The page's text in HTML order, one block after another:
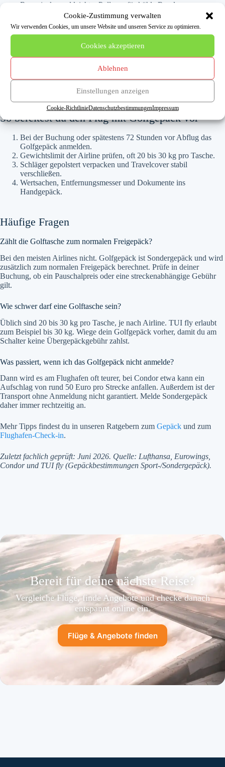
Cookie-Zustimmung verwalten
Wir verwenden Cookies, um unsere Website und unseren Service zu optimieren.
Cookies akzeptieren
Ablehnen
Einstellungen anzeigen
Cookie-RichtlinieDatenschutzbestimmungenImpressum
Regenjacke und leichter Pullover für kühle Runden
Freizeitkleidung und bequeme Schuhe für danach
Dokumente, Technik & Sonstiges
Reisepass/Personalausweis, Buchungsbestätigung, Greenfee-
Voucher
Sonnencreme, Sonnenbrille und Kopfbedeckung
Handy, Ladegerät, Powerbank und Reiseadapter
Reiseapotheke und persönliche Medikamente
So bereitest du den Flug mit Golfgepäck vor
Bei der Buchung oder spätestens 72 Stunden vor Abflug das
Golfgepäck anmelden.
Gewichtslimit der Airline prüfen, oft 20 bis 30 kg pro Tasche.
Schläger gepolstert verpacken und Travelcover stabil
verschließen.
Wertsachen, Entfernungsmesser und Dokumente ins
Handgepäck.
Häufige Fragen
Zählt die Golftasche zum normalen Freigepäck?
Bei den meisten Airlines nicht. Golfgepäck ist Sondergepäck und wird
zusätzlich zum normalen Freigepäck berechnet. Prüfe in deiner
Buchung, ob ein Pauschalpreis oder eine streckenabhängige Gebühr
gilt.
Wie schwer darf eine Golftasche sein?
Üblich sind 20 bis 30 kg pro Tasche, je nach Airline. TUI fly erlaubt
zum Beispiel bis 30 kg. Wiege dein Golfgepäck vorher, damit du am
Schalter keine Übergepäckgebühr zahlst.
Was passiert, wenn ich das Golfgepäck nicht anmelde?
Dann wird es am Flughafen oft teurer, bei Condor etwa kann ein
Aufschlag von rund 50 Euro pro Strecke anfallen. Außerdem ist der
Transport ohne Anmeldung nicht garantiert. Melde Sondergepäck
daher immer rechtzeitig an.
Mehr Tipps findest du in unseren Ratgebern zum Gepäck und zum
Flughafen-Check-in.
Zuletzt fachlich geprüft: Juni 2026. Quelle: Lufthansa, Eurowings,
Condor und TUI fly (Gepäckbestimmungen Sport-/Sondergepäck).
Bereit für deine nächste Reise?
Vergleiche Flüge, finde Angebote und checke danach
entspannt online ein.
Flüge & Angebote finden